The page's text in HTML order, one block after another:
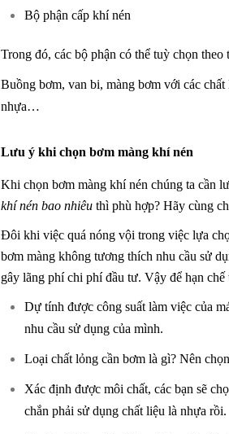
Bộ phận cấp khí nén
Trong đó, các bộ phận có thể tuỳ chọn
Buồng bơm, van bi, màng bơm với các
nhựa…
Lưu ý khi chọn bơm màng khí nén
Khi chọn bơm màng khí nén chúng ta cần
khí nén bao nhiêu thì phù hợp? Hãy cùng
Đôi khi việc quá nóng vội trong việc lựa
bơm màng không tương thích nhu cầu sử
gây lãng phí chi phí đầu tư. Vậy để hạn
Dự tính được công suất làm việc của
nhu cầu sử dụng của mình.
Loại chất lỏng cần bơm là gì? Nên
Xác định được môi chất, các bạn sẽ
chắn phải sử dụng chất liệu là nhựa rồi.